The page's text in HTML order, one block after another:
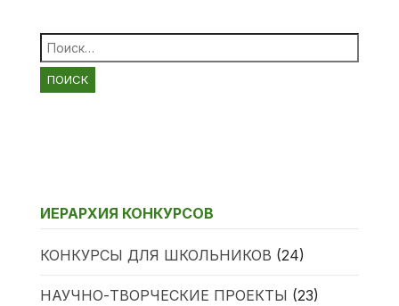
Найти:
ИЕРАРХИЯ КОНКУРСОВ
КОНКУРСЫ ДЛЯ ШКОЛЬНИКОВ (24)
НАУЧНО-ТВОРЧЕСКИЕ ПРОЕКТЫ (23)